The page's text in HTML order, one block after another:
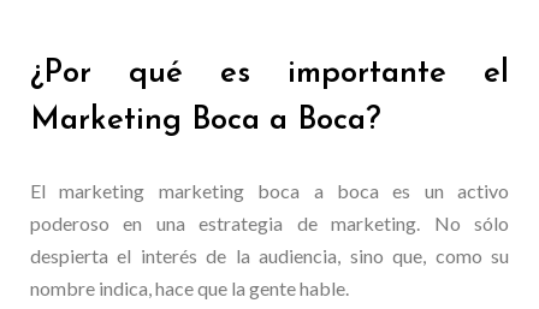
¿Por qué es importante el
Marketing Boca a Boca?
El marketing marketing boca a boca es un activo
poderoso en una estrategia de marketing. No sólo
despierta el interés de la audiencia, sino que, como su
nombre indica, hace que la gente hable.